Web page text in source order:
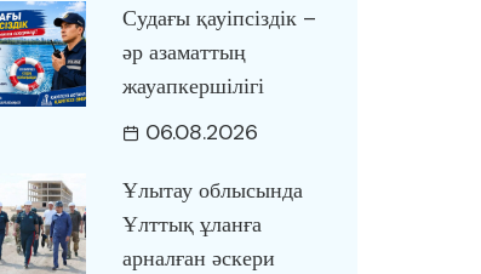
Судағы қауіпсіздік –
әр азаматтың
жауапкершілігі
06.08.2026
Ұлытау облысында
Ұлттық ұланға
арналған әскери